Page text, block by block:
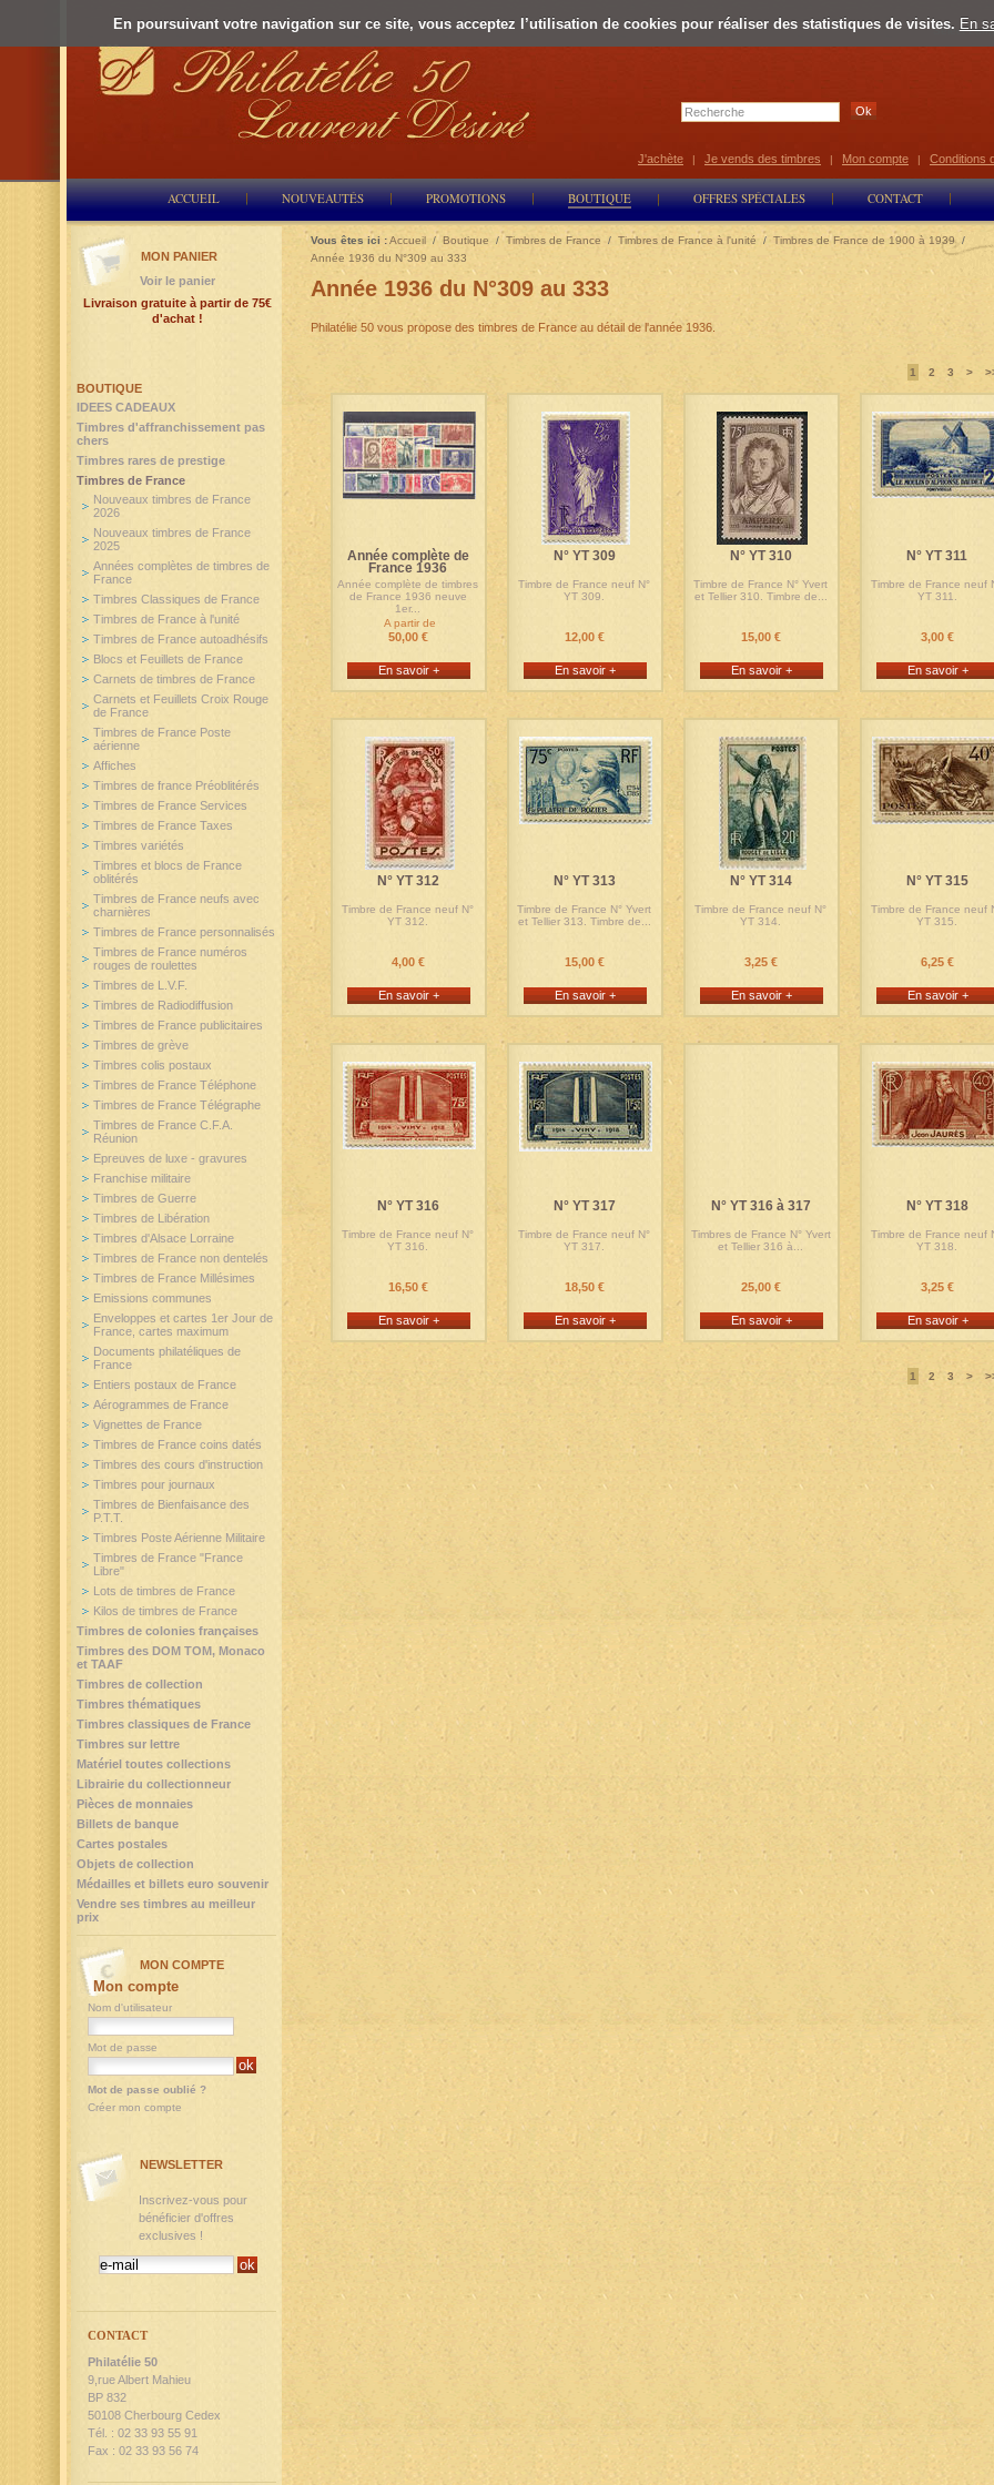
En poursuivant votre navigation sur ce site, vous acceptez l’utilisation de cookies pour réaliser des statistiques de visites. En
Select
ACCUEIL NOUVEAUTÉS PROMOTIONS BOUTIQUE OFFRES SPÉCIALES CONTACT
J'achète | Je vends des timbres | Mon compte | Conditions
Vous êtes ici :Accueil / Boutique /Timbres de France / Timbres de France à l'unité / Timbres de France de 1900 à 1939/
Année 1936 du N°309 au 333
Année 1936 du N°309 au 333
Philatélie 50 vous propose des timbres de France au détail de l'année 1936.
1 2 3 >
Année complète de
France 1936
Année complète de timbres
de France 1936 neuve
1er...
A partir de
50,00 €
En savoir +
N° YT 309
Timbre de France neuf N°
YT 309.
12,00 €
En savoir +
N° YT 310
Timbre de France N° Yvert
et Tellier 310. Timbre de...
15,00 €
En savoir +
N° YT 311
Timbre de France neuf
YT 311.
3,00 €
En savoir +
N° YT 312
Timbre de France neuf N°
YT 312.
4,00 €
En savoir +
N° YT 313
Timbre de France N° Yvert
et Tellier 313. Timbre de...
15,00 €
En savoir +
N° YT 314
Timbre de France neuf N°
YT 314.
3,25 €
En savoir +
N° YT 315
Timbre de France neuf
YT 315.
6,25 €
En savoir +
N° YT 316
Timbre de France neuf N°
YT 316.
16,50 €
En savoir +
N° YT 317
Timbre de France neuf N°
YT 317.
18,50 €
En savoir +
N° YT 316 à 317
Timbres de France N° Yvert
et Tellier 316 à...
25,00 €
En savoir +
N° YT 318
Timbre de France neuf
YT 318.
3,25 €
En savoir +
1 2 3 >
BOUTIQUE
IDEES CADEAUX
Timbres d'affranchissement pas
chers
Timbres rares de prestige
Timbres de France
Nouveaux timbres de France
2026
Nouveaux timbres de France
2025
Années complètes de timbres de
France
Timbres Classiques de France
Timbres de France à l'unité
Timbres de France autoadhésifs
Blocs et Feuillets de France
Carnets de timbres de France
Carnets et Feuillets Croix Rouge
de France
Timbres de France Poste
aérienne
Affiches
Timbres de france Préoblitérés
Timbres de France Services
Timbres de France Taxes
Timbres variétés
Timbres et blocs de France
oblitérés
Timbres de France neufs avec
charnières
Timbres de France personnalisés
Timbres de France numéros
rouges de roulettes
Timbres de L.V.F.
Timbres de Radiodiffusion
Timbres de France publicitaires
Timbres de grève
Timbres colis postaux
Timbres de France Téléphone
Timbres de France Télégraphe
Timbres de France C.F.A.
Réunion
Epreuves de luxe - gravures
Franchise militaire
Timbres de Guerre
Timbres de Libération
Timbres d'Alsace Lorraine
Timbres de France non dentelés
Timbres de France Millésimes
Emissions communes
Enveloppes et cartes 1er Jour de
France, cartes maximum
Documents philatéliques de
France
Entiers postaux de France
Aérogrammes de France
Vignettes de France
Timbres de France coins datés
Timbres des cours d'instruction
Timbres pour journaux
Timbres de Bienfaisance des
P.T.T.
Timbres Poste Aérienne Militaire
Timbres de France "France
Libre"
Lots de timbres de France
Kilos de timbres de France
Timbres de colonies françaises
Timbres des DOM TOM, Monaco
et TAAF
Timbres de collection
Timbres thématiques
Timbres classiques de France
Timbres sur lettre
Matériel toutes collections
Librairie du collectionneur
Pièces de monnaies
Billets de banque
Cartes postales
Objets de collection
Médailles et billets euro souvenir
Vendre ses timbres au meilleur
prix
MON PANIER
Voir le panier
Livraison gratuite à partir de 75€
d'achat !
MON COMPTE
Mon compte
Nom d'utilisateur
Mot de passe
Mot de passe oublié ?
Créer mon compte
NEWSLETTER
Inscrivez-vous pour
bénéficier d'offres
exclusives !
CONTACT
Philatélie 50
9,rue Albert Mahieu
BP 832
50108 Cherbourg Cedex
Tél. : 02 33 93 55 91
Fax : 02 33 93 56 74